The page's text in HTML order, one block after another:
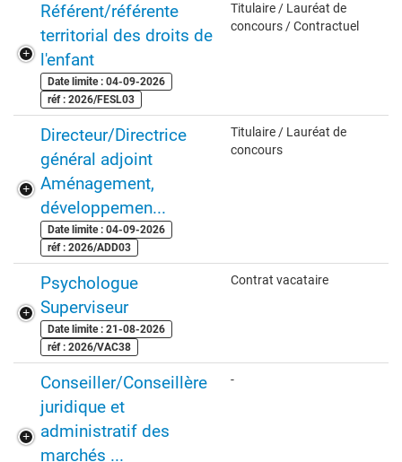
Référent/référente
territorial des droits de
l'enfant
Date limite : 04-09-2026
réf : 2026/FESL03
Titulaire / Lauréat de
concours / Contractuel
Directeur/Directrice
général adjoint
Aménagement,
développemen...
Date limite : 04-09-2026
réf : 2026/ADD03
Titulaire / Lauréat de
concours
Psychologue
Superviseur
Date limite : 21-08-2026
réf : 2026/VAC38
Contrat vacataire
Conseiller/Conseillère
juridique et
administratif des
marchés ...
-